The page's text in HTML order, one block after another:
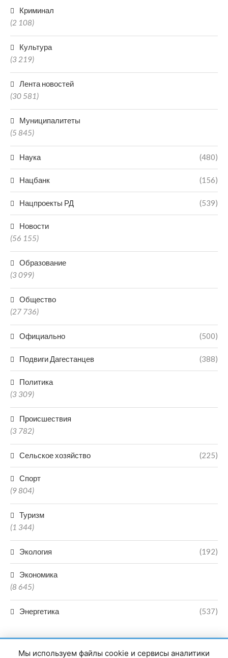
Криминал
(2 108)
Культура
(3 219)
Лента новостей
(30 581)
Муниципалитеты
(5 845)
Наука (480)
Нацбанк (156)
Нацпроекты РД (539)
Новости
(56 155)
Образование
(3 099)
Общество
(27 736)
Официально (500)
Подвиги Дагестанцев (388)
Политика
(3 309)
Происшествия
(3 782)
Сельское хозяйство (225)
Спорт
(9 804)
Туризм
(1 344)
Экология (192)
Экономика
(8 645)
Энергетика (537)
Мы используем файлы cookie и сервисы аналитики